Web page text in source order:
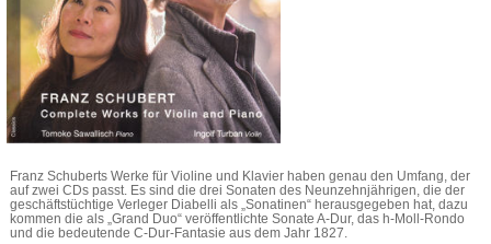
Franz Schuberts Werke für Violine und Klavier haben genau den Umfang, der
auf zwei CDs passt. Es sind die drei Sonaten des Neunzehnjährigen, die der
geschäftstüchtige Verleger Diabelli als „Sonatinen“ herausgegeben hat, dazu
kommen die als „Grand Duo“ veröffentlichte Sonate A-Dur, das h-Moll-Rondo
und die bedeutende C-Dur-Fantasie aus dem Jahr 1827.